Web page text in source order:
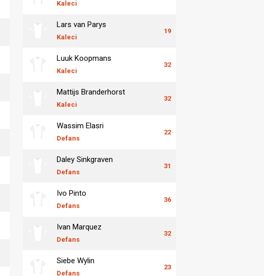
Kaleci
Lars van Parys
Kaleci
19
Luuk Koopmans
Kaleci
32
Mattijs Branderhorst
Kaleci
32
Wassim Elasri
Defans
22
Daley Sinkgraven
Defans
31
Ivo Pinto
Defans
36
Ivan Marquez
Defans
32
Siebe Wylin
Defans
23